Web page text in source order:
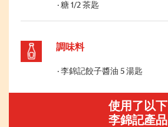
糖 1/2 茶匙
調味料
李錦記餃子醬油 5 湯匙
使用了以下
李錦記產品